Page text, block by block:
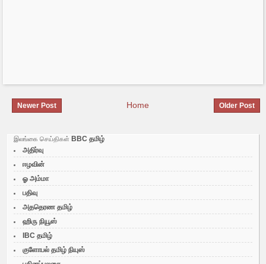
Newer Post Older Post
Home
இலங்கை செய்திகள் BBC தமிழ்
அதிர்வு
ஈழவின்
ஓ அம்மா
பதிவு
அததெரண தமிழ்
ஹிரு நியூஸ்
IBC தமிழ்
குளோபல் தமிழ் நியுஸ்